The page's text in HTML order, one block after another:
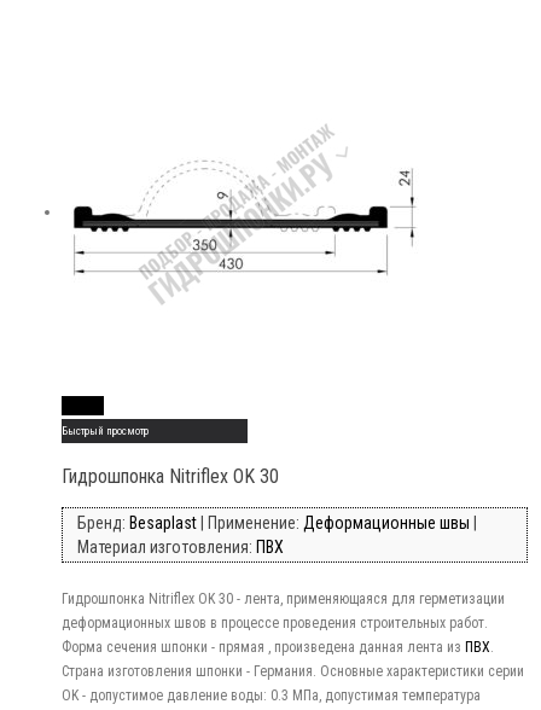
Быстрый просмотр
Гидрошпонка Nitriflex OK 30
Бренд: Besaplast | Применение: Деформационные швы
Материал изготовления: ПВХ
Гидрошпонка Nitriflex OK 30 - лента, применяющаяся для герметизации
деформационных швов в процессе проведения строительных работ.
Форма сечения шпонки - прямая , произведена данная лента из ПВХ.
Страна изготовления шпонки - Германия. Основные характеристики серии
OK - допустимое давление воды: 0.3 МПа, допустимая температура